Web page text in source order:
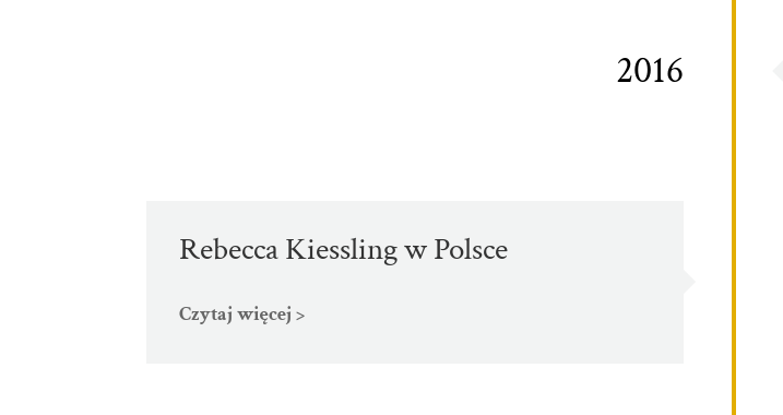
2016
Rebecca Kiessling w Polsce
Czytaj więcej >